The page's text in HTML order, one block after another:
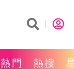
熱門 熱搜